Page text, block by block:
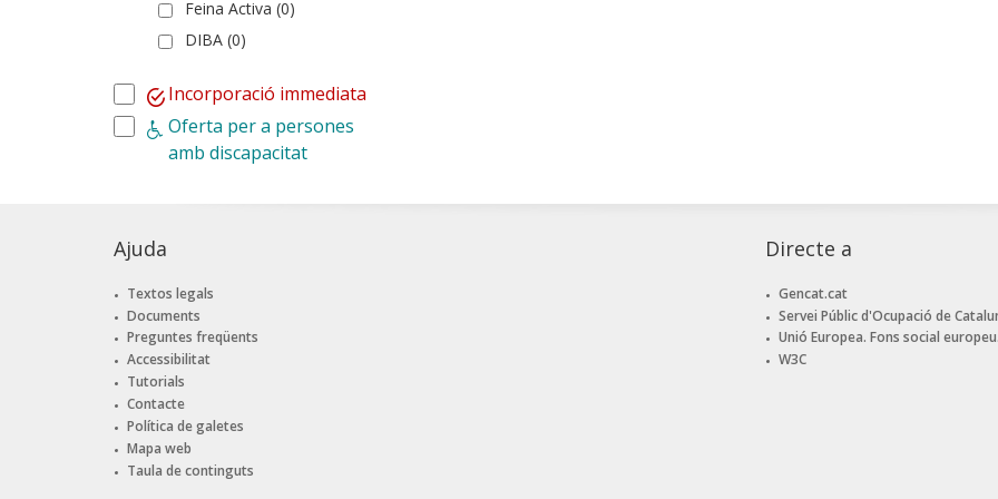
Feina Activa (0)
DIBA (0)
Incorporació immediata
Oferta per a persones
amb discapacitat
Ajuda
Textos legals
Documents
Preguntes freqüents
Accessibilitat
Tutorials
Contacte
Política de galetes
Mapa web
Taula de continguts
Directe a
Gencat.cat
Servei Públic d'Ocupació de
Unió Europea. Fons social europeu.
W3C